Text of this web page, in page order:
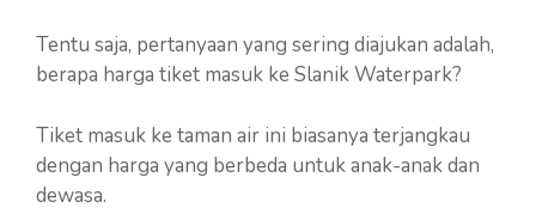
Tentu saja, pertanyaan yang sering diajukan adalah,
berapa harga tiket masuk ke Slanik Waterpark?
Tiket masuk ke taman air ini biasanya terjangkau
dengan harga yang berbeda untuk anak-anak dan
dewasa.